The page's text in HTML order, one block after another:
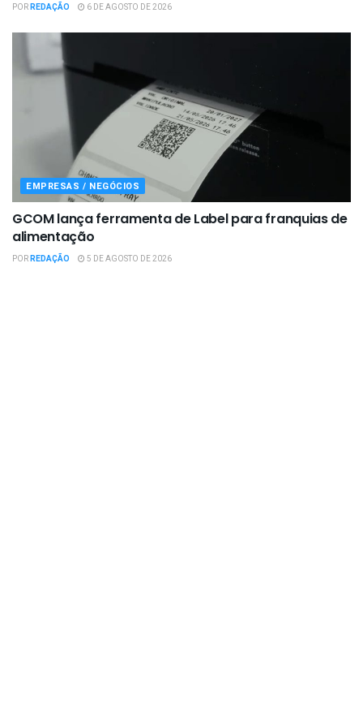
PORREDAÇÃO 6 DE AGOSTO DE 2026
EMPRESAS / NEGÓCIOS
GCOM lança ferramenta de Label para franquias de
alimentação
PORREDAÇÃO 5 DE AGOSTO DE 2026